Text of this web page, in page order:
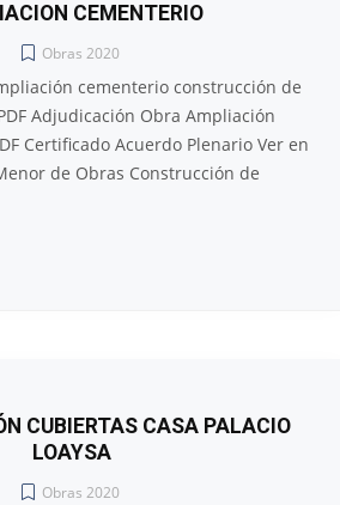
CEMENTERIO
Obras 2020
cementerio construcción de
Adjudicación Obra Ampliación
Certificado Acuerdo Plenario Ver en
de Obras Construcción de
CUBIERTAS CASA PALACIO
LOAYSA
Obras 2020